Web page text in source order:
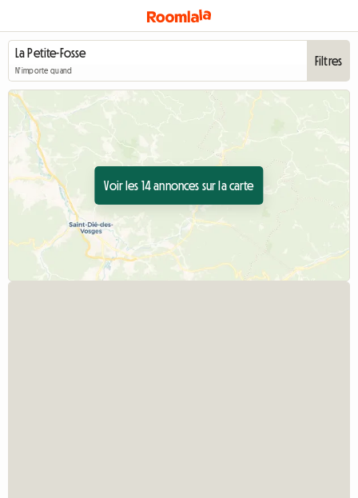
N'importe quand
Filtres
Voir les 14 annonces sur la carte